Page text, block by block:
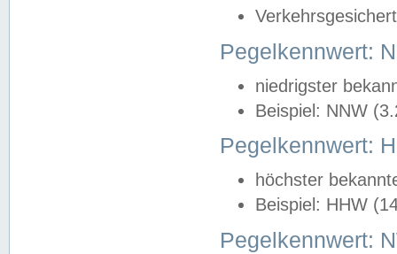
Pegelkennwert:
niedrigster
Beispiel: NNW
Pegelkennwert:
höchster
Beispiel: HHW
Pegelkennwert: